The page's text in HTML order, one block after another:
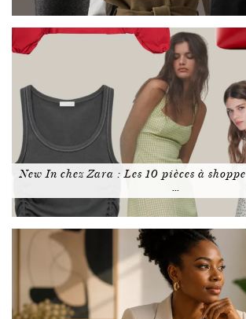
New In chez Zara : Les 10 pièces à
…